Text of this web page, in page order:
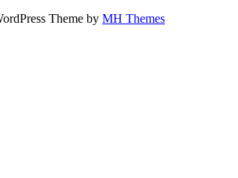
Theme by MH Themes